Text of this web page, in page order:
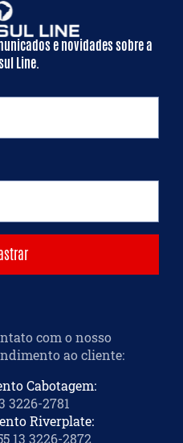
e novidades sobre a
Line.
com o nosso
ao cliente:
Cabotagem:
3226-2781
Riverplate:
13 3226-2872